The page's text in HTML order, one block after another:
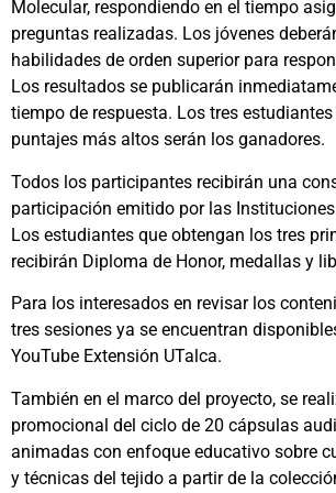
Molecular, respondiendo en el tiempo
preguntas realizadas. Los jóvenes
habilidades de orden superior para
Los resultados se publicarán
tiempo de respuesta. Los tres
puntajes más altos serán los ganadores.
Todos los participantes recibirán una
participación emitido por las
Los estudiantes que obtengan los tres
recibirán Diploma de Honor, medallas y
Para los interesados en revisar los
tres sesiones ya se encuentran
YouTube Extensión UTalca.
También en el marco del proyecto, se
promocional del ciclo de 20 cápsulas
animadas con enfoque educativo sobre
y técnicas del tejido a partir de la